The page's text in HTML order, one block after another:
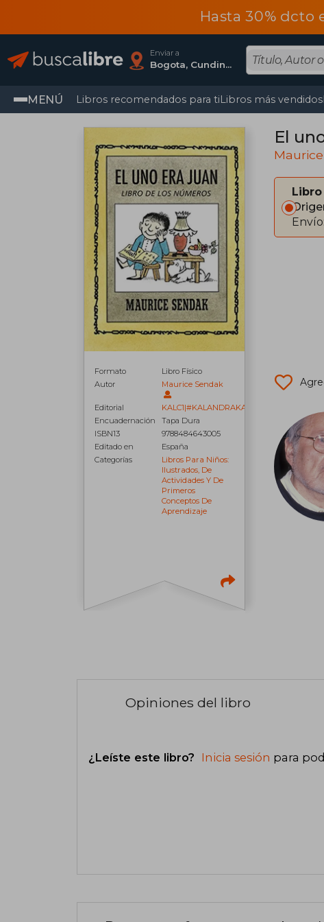
Hasta 30%
Enviar a
Bogota, Cundinamarca
MENÚ Libros recomendados para tiLibros más vendidos
Formato
Libro Físico
Autor
Maurice Sendak
Editorial
KALC1|#KALANDRAKA
Encuadernación
Tapa Dura
ISBN13
9788484643005
Editado en
España
Categorías
Libros Para Niños:
Ilustrados, De
Actividades Y De
Primeros
Conceptos De
Aprendizaje
El
Envío:
Opiniones del libro
¿Leíste este libro? Inicia sesión para